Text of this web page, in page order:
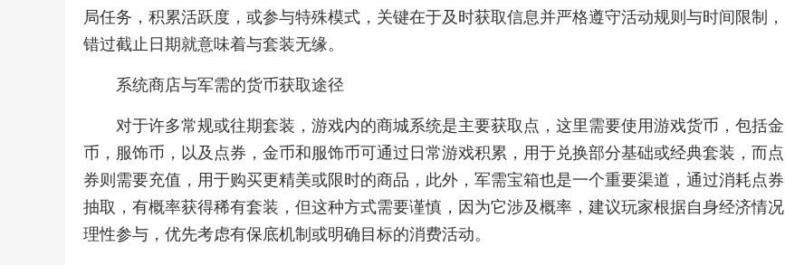
局任务，积累活跃度，或参与特殊模式，关键在于及时获取信息并严格遵守活动规则与时间限制，
错过截止日期就意味着与套装无缘。
系统商店与军需的货币获取途径
对于许多常规或往期套装，游戏内的商城系统是主要获取点，这里需要使用游戏货币，包括金
币，服饰币，以及点券，金币和服饰币可通过日常游戏积累，用于兑换部分基础或经典套装，而点
券则需要充值，用于购买更精美或限时的商品，此外，军需宝箱也是一个重要渠道，通过消耗点券
抽取，有概率获得稀有套装，但这种方式需要谨慎，因为它涉及概率，建议玩家根据自身经济情况
理性参与，优先考虑有保底机制或明确目标的消费活动。